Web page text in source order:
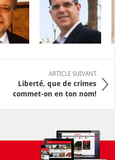
ARTICLE SUIVANT
Liberté, que de crimes
commet-on en ton nom!